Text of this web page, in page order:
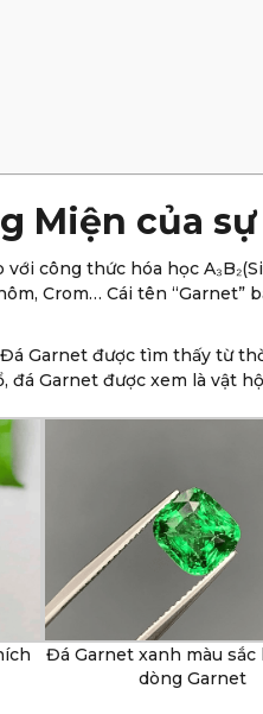
Miện của
công thức hóa học
Crom… Cái tên
Đá Garnet được tìm thấy từ
Garnet được xem là vật
Đá Garnet xanh màu sắc
dòng Garnet